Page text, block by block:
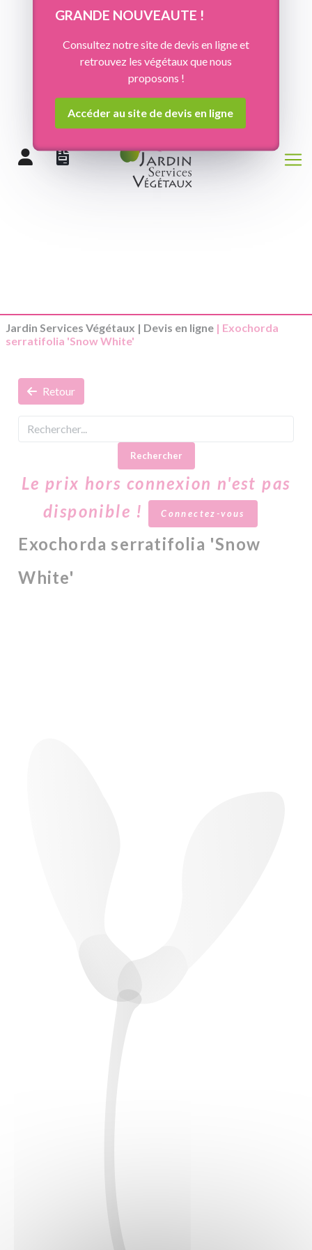
GRANDE NOUVEAUTE !
Consultez notre site de devis en ligne et
retrouvez les végétaux que nous
proposons !
Accéder au site de devis en ligne
Jardin Services Végétaux | Devis en ligne | Exochorda
serratifolia 'Snow White'
Retour
Rechercher
Le prix hors connexion n'est pas
disponible !
Connectez-vous
Exochorda serratifolia 'Snow
White'
Panneau de gestion des cookies